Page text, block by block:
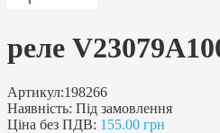
реле
Артикул:198266
Наявність: Під замовлення
Ціна без ПДВ: 155.00 грн